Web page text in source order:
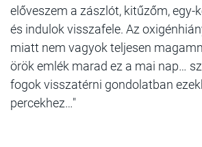
előveszem a zászlót, kitűzőm, egy-
és indulok visszafele. Az
miatt nem vagyok teljesen
örök emlék marad ez a mai nap…
fogok visszatérni gondolatban
percekhez…"